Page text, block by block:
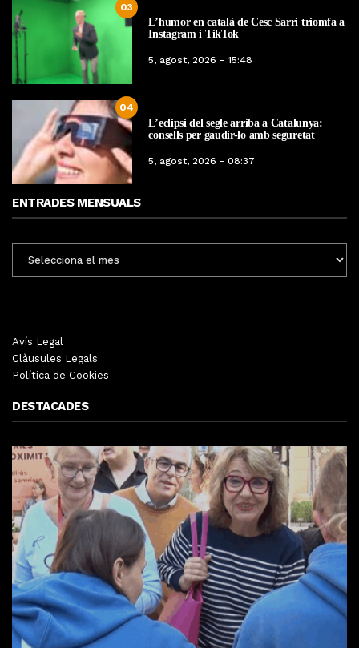
03
L’humor en català de Cesc Sarri triomfa a
Instagram i TikTok
5, agost, 2026 - 15:48
04
L’eclipsi del segle arriba a Catalunya:
consells per gaudir-lo amb seguretat
5, agost, 2026 - 08:37
ENTRADES MENSUALS
MENSUALS
Avís Legal
Clàusules Legals
Política de Cookies
DESTACADES